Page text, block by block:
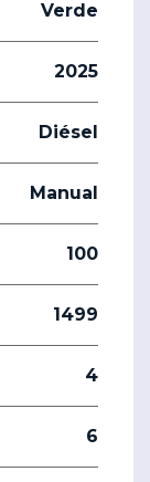
Verde
2025
Diésel
Manual
100
1499
4
6